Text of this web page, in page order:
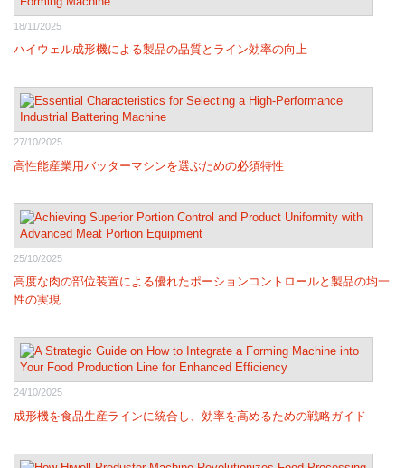
18/11/2025
ハイウェル成形機による製品の品質とライン効率の向上
27/10/2025
高性能産業用バッターマシンを選ぶための必須特性
25/10/2025
高度な肉の部位装置による優れたポーションコントロールと製品の均一
性の実現
24/10/2025
成形機を食品生産ラインに統合し、効率を高めるための戦略ガイド